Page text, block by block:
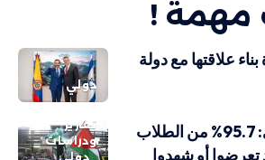
مهمة !
دولي
علاقتها مع دولة
تقارير
ودراسات
دولي
تقرير حكومي كندي: 95.7% من الطلاب
تعرضوا أو شهدوا